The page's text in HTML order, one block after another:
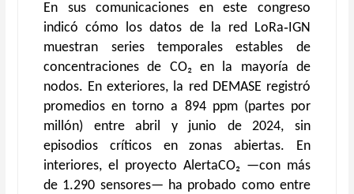
En sus comunicaciones en este congreso
indicó cómo los datos de la red LoRa‑IGN
muestran series temporales estables de
concentraciones de CO₂ en la mayoría de
nodos. En exteriores, la red DEMASE registró
promedios en torno a 894 ppm(partes por
millón) entre abril y junio de 2024, sin
episodios críticos en zonas abiertas. En
interiores, el proyecto AlertaCO₂ —con más
de 1.290 sensores— ha probado como entre